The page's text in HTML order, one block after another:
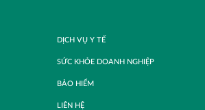
DỊCH VỤ Y TẾ
SỨC KHỎE DOANH NGHIỆP
BẢO HIỂM
LIÊN HỆ